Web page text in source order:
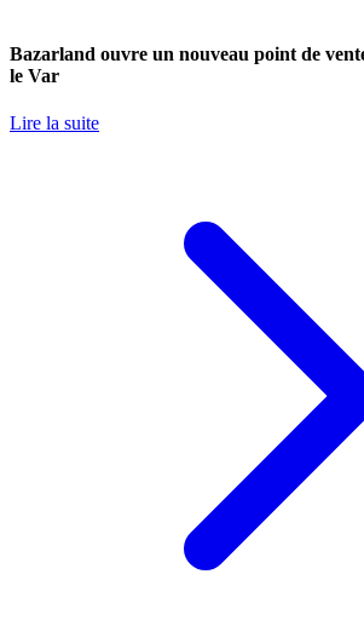
Bazarland ouvre un nouveau point de
le Var
Lire la suite